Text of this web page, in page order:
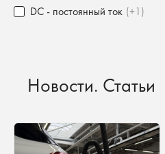
DC - постоянный ток (+1)
Новости. Статьи